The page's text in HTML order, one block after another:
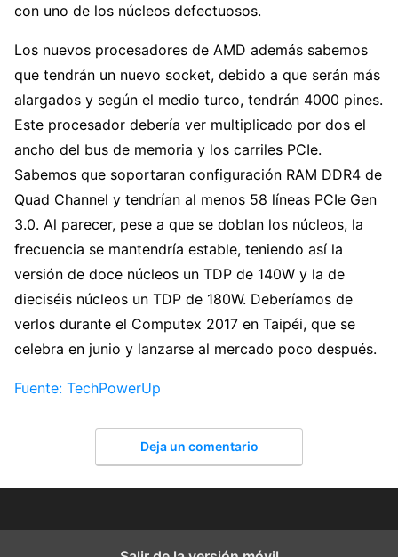
con uno de los núcleos defectuosos.
Los nuevos procesadores de AMD además sabemos
que tendrán un nuevo socket, debido a que serán más
alargados y según el medio turco, tendrán 4000 pines.
Este procesador debería ver multiplicado por dos el
ancho del bus de memoria y los carriles PCIe.
Sabemos que soportaran configuración RAM DDR4 de
Quad Channel y tendrían al menos 58 líneas PCIe Gen
3.0. Al parecer, pese a que se doblan los núcleos, la
frecuencia se mantendría estable, teniendo así la
versión de doce núcleos un TDP de 140W y la de
dieciséis núcleos un TDP de 180W. Deberíamos de
verlos durante el Computex 2017 en Taipéi, que se
celebra en junio y lanzarse al mercado poco después.
Fuente: TechPowerUp
Deja un comentario